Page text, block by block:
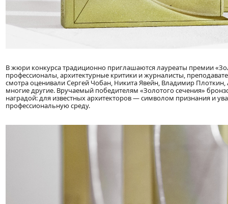
В жюри конкурса традиционно приглашаются лауреаты премии
профессионалы, архитектурные критики и журналисты,
смотра оценивали Сергей Чобан, Никита Явейн, Владимир
многие другие. Вручаемый победителям «Золотого сечения»
наградой: для известных архитекторов — символом признания и
профессиональную среду.